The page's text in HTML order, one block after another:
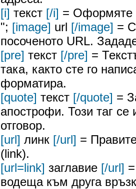
[i] текст [/i] = Оформяте
"; [image] url [/image] =
посоченото URL.
[pre] текст [/pre] =
така, както сте го
форматира.
[quote] текст [/quote] =
апострофи. Този таг
отговор.
[url] линк [/url] =
(link).
[url=link] заглавие [/url]
водеща към друга